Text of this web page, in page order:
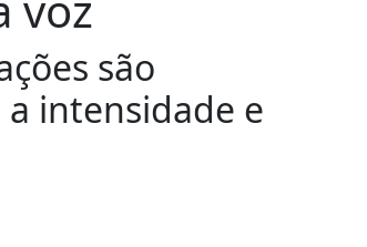
são
intensidade e